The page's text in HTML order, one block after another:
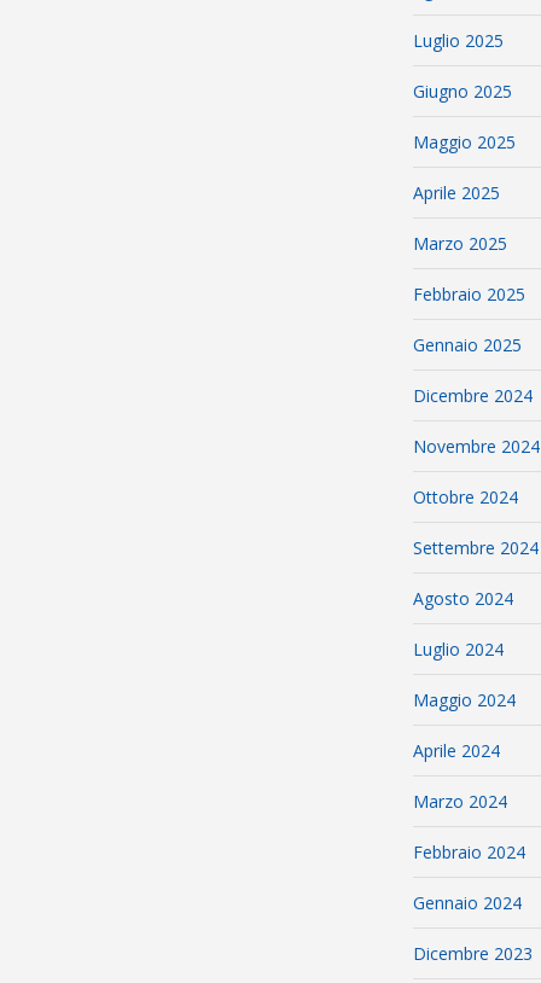
Luglio 2025
Giugno 2025
Maggio 2025
Aprile 2025
Marzo 2025
Febbraio 2025
Gennaio 2025
Dicembre 2024
Novembre 2024
Ottobre 2024
Settembre 2024
Agosto 2024
Luglio 2024
Maggio 2024
Aprile 2024
Marzo 2024
Febbraio 2024
Gennaio 2024
Dicembre 2023